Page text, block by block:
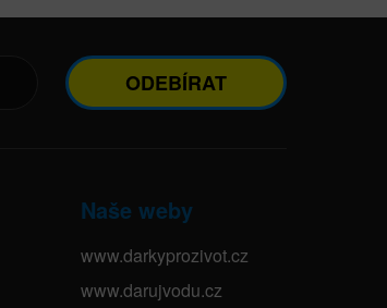
ODEBÍRAT
Naše weby
www.darkyprozivot.cz
www.darujvodu.cz